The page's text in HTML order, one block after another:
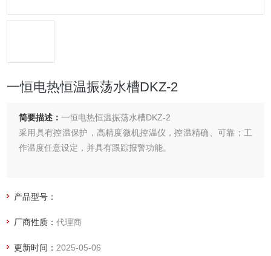
一恒电热恒温振荡水槽DKZ-2
简要描述：一恒电热恒温振荡水槽DKZ-2
采用具有控温保护，高精度微机控温仪，控温精确、可靠；工
作温度任意设定，并具有跟踪报警功能。
产品型号：
厂商性质：代理商
更新时间： 2025-05-06